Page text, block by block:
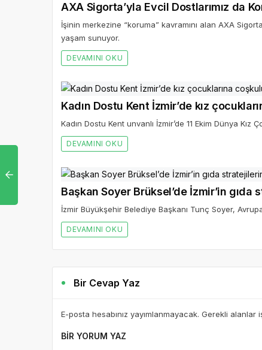
AXA Sigorta’yla Evcil Dostlarımız da
İşinin merkezine “koruma” kavramını alan AXA
yaşam sunuyor.
DEVAMINI OKU
Kadın Dostu Kent İzmir’de kız
Kadın Dostu Kent unvanlı İzmir’de 11 Ekim Dünya Kız
DEVAMINI OKU
Başkan Soyer Brüksel’de İzmir’in
İzmir Büyükşehir Belediye Başkanı Tunç Soyer,
DEVAMINI OKU
Bir Cevap Yaz
E-posta hesabınız yayımlanmayacak. Gerekli alanlar
BIR YORUM YAZ